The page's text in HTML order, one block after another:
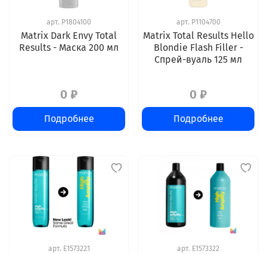
арт. P1804100
Matrix Dark Envy Total
Results - Маска 200 мл
0 ₽
Подробнее
арт. P1104700
Matrix Total Results Hello
Blondie Flash Filler -
Спрей-вуаль 125 мл
0 ₽
Подробнее
арт. E1573221 арт. E1573322